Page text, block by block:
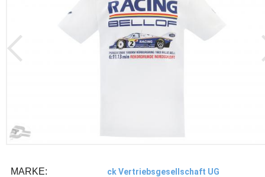
MARKE: ck Vertriebsgesellschaft UG